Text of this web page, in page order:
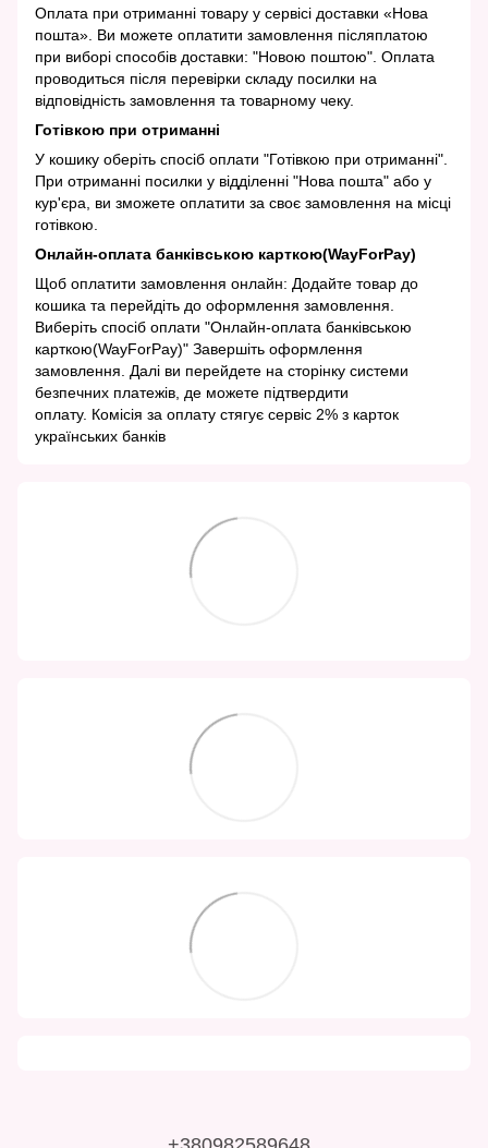
Оплата при отриманні товару у сервісі доставки «Нова
пошта». Ви можете оплатити замовлення післяплатою
при виборі способів доставки: "Новою поштою". Оплата
проводиться після перевірки складу посилки на
відповідність замовлення та товарному чеку.
Готівкою при отриманні
У кошику оберіть спосіб оплати "Готівкою при отриманні".
При отриманні посилки у відділенні "Нова пошта" або у
кур'єра, ви зможете оплатити за своє замовлення на місці
готівкою.
Онлайн-оплата банківською карткою(WayForPay)
Щоб оплатити замовлення онлайн: Додайте товар до
кошика та перейдіть до оформлення замовлення.
Виберіть спосіб оплати "Онлайн-оплата банківською
карткою(WayForPay)" Завершіть оформлення
замовлення. Далі ви перейдете на сторінку системи
безпечних платежів, де можете підтвердити
оплату. Комісія за оплату стягує сервіс 2% з карток
українських банків